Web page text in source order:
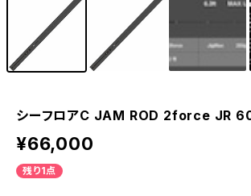
シーフロアC JAM ROD 2force JR
¥66,000
残り1点